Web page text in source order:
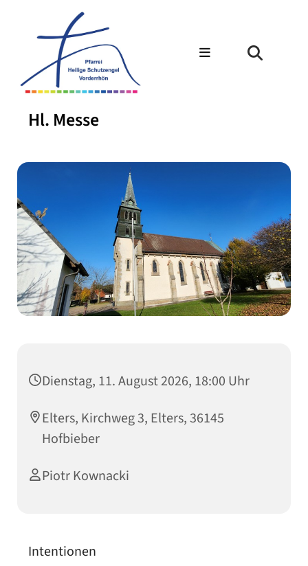
Hl. Messe
Dienstag, 11. August 2026, 18:00 Uhr
Elters, Kirchweg 3, Elters, 36145
Hofbieber
Piotr Kownacki
Intentionen